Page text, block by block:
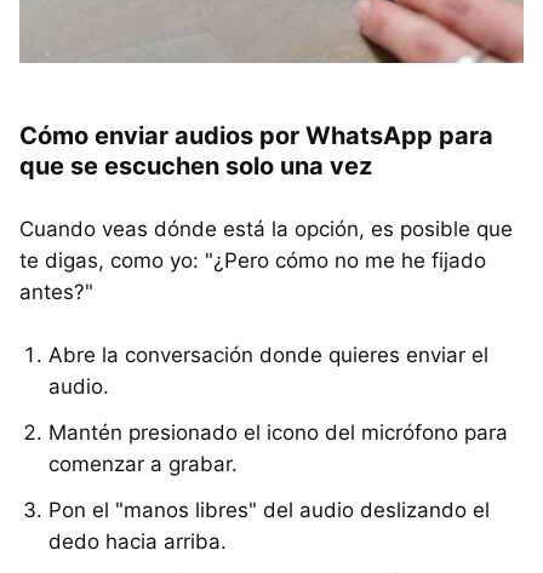
Cómo enviar audios por WhatsApp para
que se escuchen solo una vez
Cuando veas dónde está la opción, es posible que
te digas, como yo: "¿Pero cómo no me he fijado
antes?"
Abre la conversación donde quieres enviar el
audio.
Mantén presionado el icono del micrófono para
comenzar a grabar.
Pon el "manos libres" del audio deslizando el
dedo hacia arriba.